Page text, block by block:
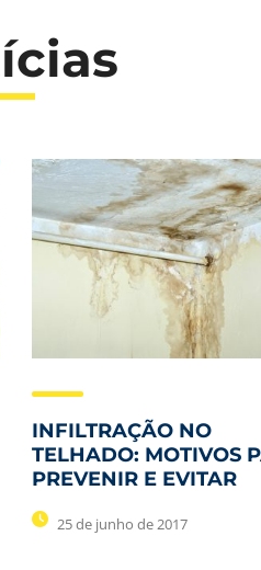
INFILTRAÇÃO NO
TELHADO: MOTIVOS
PREVENIR E EVITAR
25 de junho de 2017